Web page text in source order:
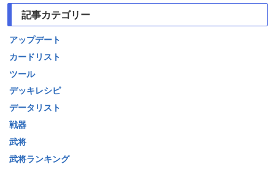
記事カテゴリー
アップデート
カードリスト
ツール
デッキレシピ
データリスト
戦器
武将
武将ランキング